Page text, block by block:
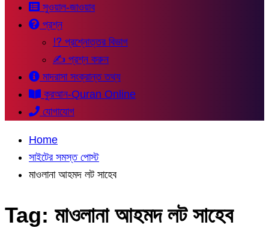
সুওয়াল-জাওয়াব
প্রশ্ন
⁉ প্রশ্নোত্তর বিভাগ
✍ প্রশ্ন করুন
মাদরাসা সংক্রান্ত তথ্য
কুরআন-Quran Online
যোগাযোগ
Home
সাইটের সমস্ত পোস্ট
মাওলানা আহমদ লট সাহেব
Tag: মাওলানা আহমদ লট সাহেব